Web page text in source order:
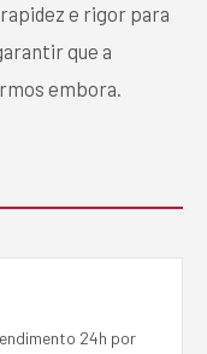
e rigor para
que a
embora.
24h por